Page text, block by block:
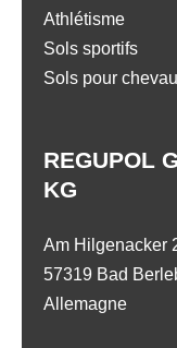
REGUPOL
KG
Am Hilgenacker
57319 Bad
Allemagne
Athlétisme
Sols sportifs
Sols pour